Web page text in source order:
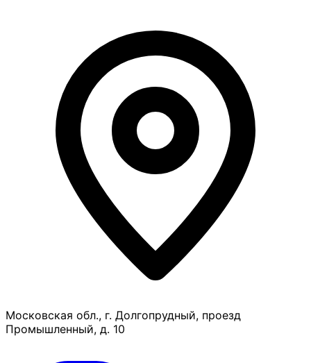
Московская обл., г. Долгопрудный, проезд
Промышленный, д. 10